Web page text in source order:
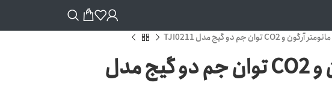
0
مانومتر آرگون و CO2 توان جم دو گیج مدل TJI0211
مانومتر آرگون و CO2 توان جم دو گیج مدل